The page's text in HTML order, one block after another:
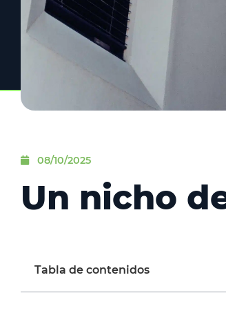
08/10/2025
Un nicho
Tabla de contenidos